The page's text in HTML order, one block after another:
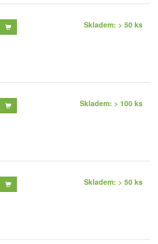
Skladem: > 50 ks
Skladem: > 100 ks
Skladem: > 50 ks